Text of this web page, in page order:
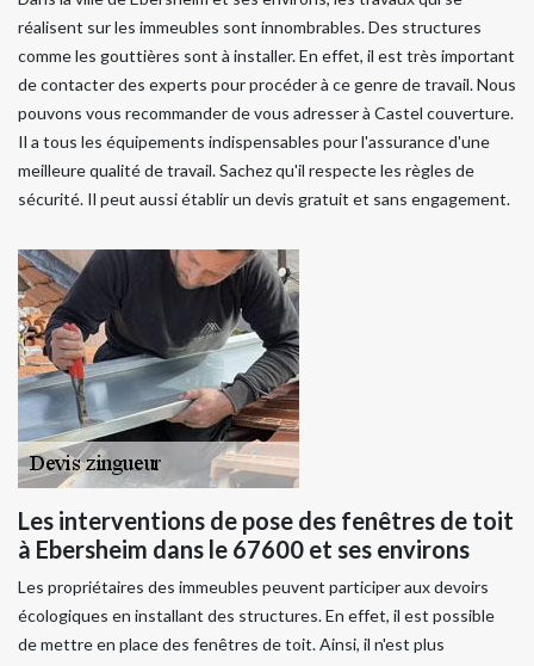
réalisent sur les immeubles sont innombrables. Des structures
comme les gouttières sont à installer. En effet, il est très important
de contacter des experts pour procéder à ce genre de travail. Nous
pouvons vous recommander de vous adresser à Castel couverture.
Il a tous les équipements indispensables pour l'assurance d'une
meilleure qualité de travail. Sachez qu'il respecte les règles de
sécurité. Il peut aussi établir un devis gratuit et sans engagement.
Les interventions de pose des fenêtres de toit
à Ebersheim dans le 67600 et ses environs
Les propriétaires des immeubles peuvent participer aux devoirs
écologiques en installant des structures. En effet, il est possible
de mettre en place des fenêtres de toit. Ainsi, il n'est plus